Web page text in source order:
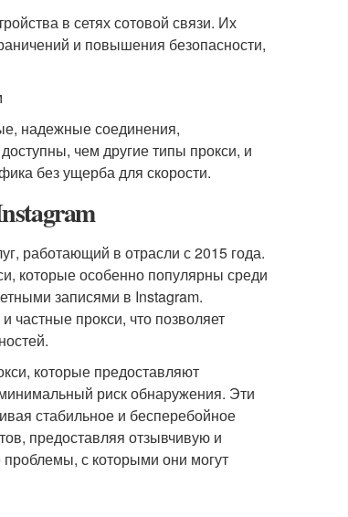
в сетях сотовой связи. Их
и повышения безопасности,
надежные соединения,
чем другие типы прокси, и
без ущерба для скорости.
работающий в отрасли с 2015 года.
которые особенно популярны среди
записями в Instagram.
прокси, что позволяет
которые предоставляют
риск обнаружения. Эти
стабильное и бесперебойное
предоставляя отзывчивую и
с которыми они могут